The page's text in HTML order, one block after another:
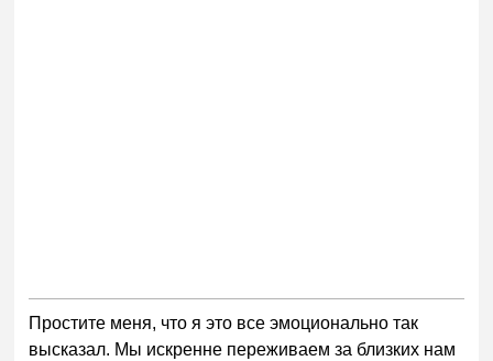
Простите меня, что я это все эмоционально так
высказал. Мы искренне переживаем за близких нам